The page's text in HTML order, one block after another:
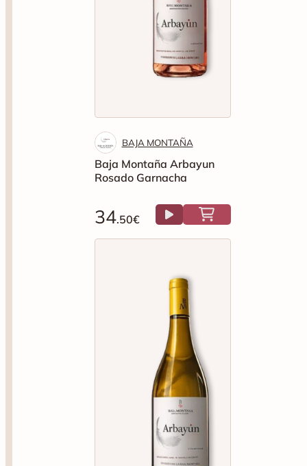
BAJA MONTAÑA
Baja Montaña Arbayun
Rosado Garnacha
34.50€